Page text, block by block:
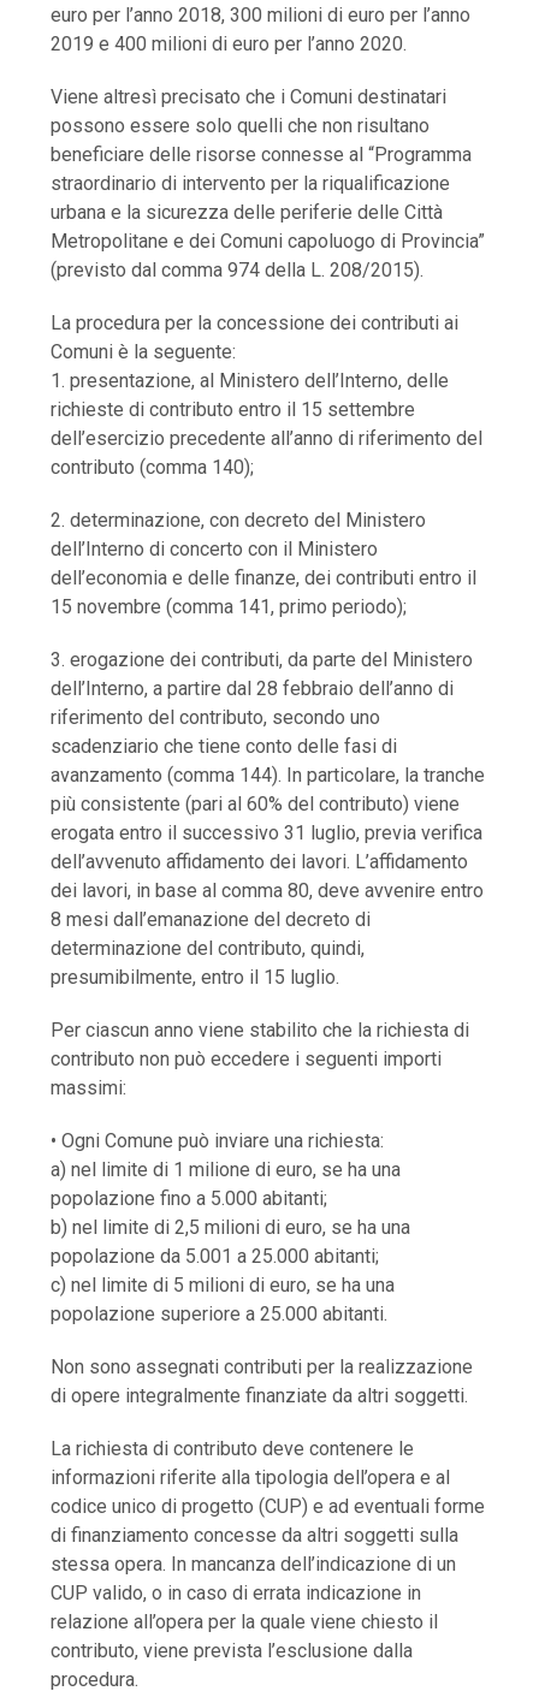
euro per l’anno 2018, 300 milioni di euro per l’anno
2019 e 400 milioni di euro per l’anno 2020.
Viene altresì precisato che i Comuni destinatari
possono essere solo quelli che non risultano
beneficiare delle risorse connesse al “Programma
straordinario di intervento per la riqualificazione
urbana e la sicurezza delle periferie delle Città
Metropolitane e dei Comuni capoluogo di Provincia”
(previsto dal comma 974 della L. 208/2015).
La procedura per la concessione dei contributi ai
Comuni è la seguente:
1. presentazione, al Ministero dell’Interno, delle
richieste di contributo entro il 15 settembre
dell’esercizio precedente all’anno di riferimento del
contributo (comma 140);
2. determinazione, con decreto del Ministero
dell’Interno di concerto con il Ministero
dell’economia e delle finanze, dei contributi entro il
15 novembre (comma 141, primo periodo);
3. erogazione dei contributi, da parte del Ministero
dell’Interno, a partire dal 28 febbraio dell’anno di
riferimento del contributo, secondo uno
scadenziario che tiene conto delle fasi di
avanzamento (comma 144). In particolare, la tranche
più consistente (pari al 60% del contributo) viene
erogata entro il successivo 31 luglio, previa verifica
dell’avvenuto affidamento dei lavori. L’affidamento
dei lavori, in base al comma 80, deve avvenire entro
8 mesi dall’emanazione del decreto di
determinazione del contributo, quindi,
presumibilmente, entro il 15 luglio.
Per ciascun anno viene stabilito che la richiesta di
contributo non può eccedere i seguenti importi
massimi:
• Ogni Comune può inviare una richiesta:
a) nel limite di 1 milione di euro, se ha una
popolazione fino a 5.000 abitanti;
b) nel limite di 2,5 milioni di euro, se ha una
popolazione da 5.001 a 25.000 abitanti;
c) nel limite di 5 milioni di euro, se ha una
popolazione superiore a 25.000 abitanti.
Non sono assegnati contributi per la realizzazione
di opere integralmente finanziate da altri soggetti.
La richiesta di contributo deve contenere le
informazioni riferite alla tipologia dell’opera e al
codice unico di progetto (CUP) e ad eventuali forme
di finanziamento concesse da altri soggetti sulla
stessa opera. In mancanza dell’indicazione di un
CUP valido, o in caso di errata indicazione in
relazione all’opera per la quale viene chiesto il
contributo, viene prevista l’esclusione dalla
procedura.